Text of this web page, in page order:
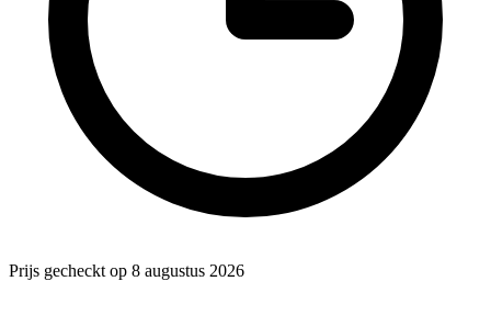
Prijs gecheckt op 8 augustus 2026